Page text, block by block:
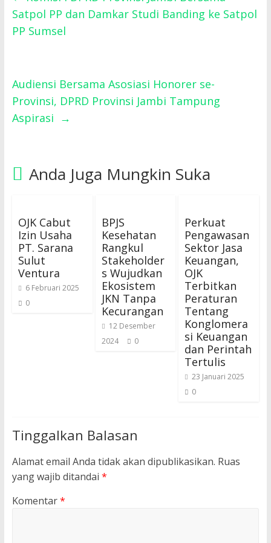
Satpol PP dan Damkar Studi Banding ke Satpol
PP Sumsel
Audiensi Bersama Asosiasi Honorer se-
Provinsi, DPRD Provinsi Jambi Tampung
Aspirasi →
Anda Juga Mungkin Suka
OJK Cabut
Izin Usaha
PT. Sarana
Sulut
Ventura
6 Februari 2025
0
BPJS
Kesehatan
Rangkul
Stakeholder
s Wujudkan
Ekosistem
JKN Tanpa
Kecurangan
12 Desember
2024
0
Perkuat
Pengawasan
Sektor Jasa
Keuangan,
OJK
Terbitkan
Peraturan
Tentang
Konglomera
si Keuangan
dan Perintah
Tertulis
23 Januari 2025
0
Tinggalkan Balasan
Alamat email Anda tidak akan dipublikasikan. Ruas
yang wajib ditandai *
Komentar*